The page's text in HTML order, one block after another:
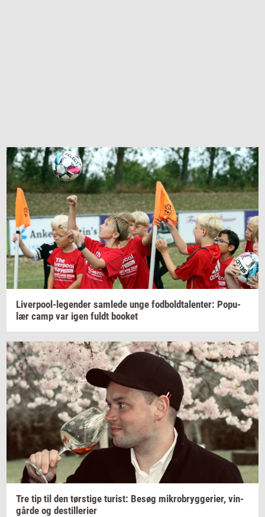
Liverpool-​legender sam­le­de unge fod­bold­ta­len­ter: Po­pu­
lær camp var igen fuldt boo­k­et
Tre tip til den tørsti­ge turist: Besøg mi­kro­bryg­ge­ri­er, vin­
går­de og destil­le­ri­er